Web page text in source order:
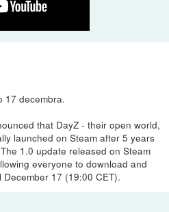
17 decembra.
that DayZ - their open world,
launched on Steam after 5 years
1.0 update released on Steam
everyone to download and
17 (19:00 CET).